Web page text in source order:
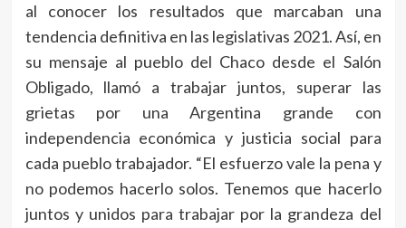
al conocer los resultados que marcaban una
tendencia definitiva en las legislativas 2021. Así, en
su mensaje al pueblo del Chaco desde el Salón
Obligado, llamó a trabajar juntos, superar las
grietas por una Argentina grande con
independencia económica y justicia social para
cada pueblo trabajador. “El esfuerzo vale la pena y
no podemos hacerlo solos. Tenemos que hacerlo
juntos y unidos para trabajar por la grandeza del